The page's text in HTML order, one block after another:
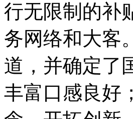
行无限制的补
务网络和大客
道，并确定了
丰富口感良好